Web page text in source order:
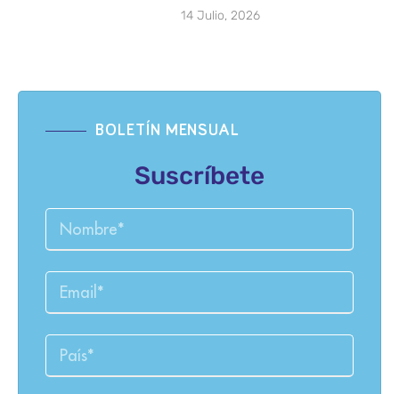
14 Julio, 2026
BOLETÍN MENSUAL
Suscríbete